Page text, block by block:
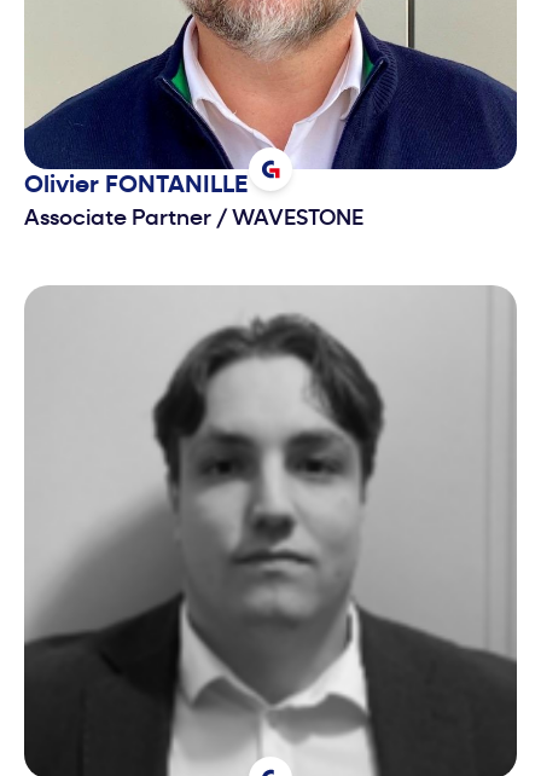
Olivier FONTANILLE
Associate Partner / WAVESTONE